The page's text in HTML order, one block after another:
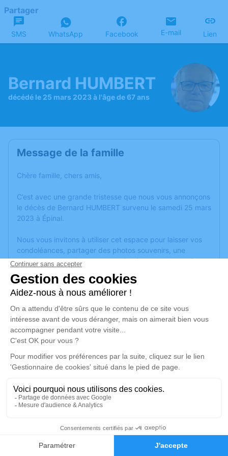
Faire-part Hommages
Partager
SMS WhatsApp Facebook E-mail Lien
Bernard HUMBERT
décédé le 25 mars 2023 à l'âge de 67 ans
Message de la famille
Chère famille, chers amis,
C’est avec une grande tristesse que nous vous annonçons
le décès de Bernard HUMBERT survenu le samedi 25 mars
2023 à Épinal.
Nous vous invitons à utiliser cet espace pour laisser vos
condoléances, partager des photos souvenirs, une
anecdote ou exprimer vos pensées à travers des poèmes
honorer la mémoire de Bernard HUMBERT.
jeudi 30 mars 2023 à 10h30
Église Saint Blaise de Bellefontaine
88370 Bellefontaine
Je rends hommage